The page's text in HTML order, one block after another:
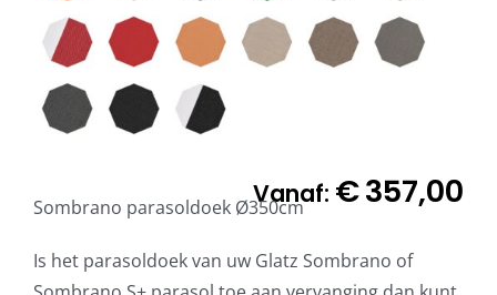
Vanaf: €357,00
Sombrano parasoldoek Ø350cm
Is het parasoldoek van uw Glatz Sombrano of